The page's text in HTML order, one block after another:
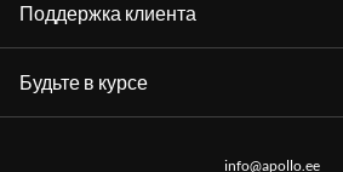
Поддержка клиента
Будьте в курсе
info@apollo.ee